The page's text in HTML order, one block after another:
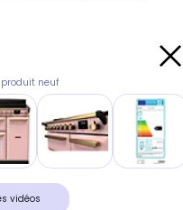
neuf
vidéos